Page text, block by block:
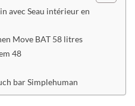
avec Seau intérieur en
Move BAT 58 litres
48
bar Simplehuman